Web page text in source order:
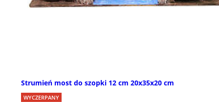
Strumień most do szopki 12 cm 20x35x20 cm
WYCZERPANY